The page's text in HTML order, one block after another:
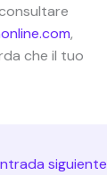
,
che il tuo
siguiente